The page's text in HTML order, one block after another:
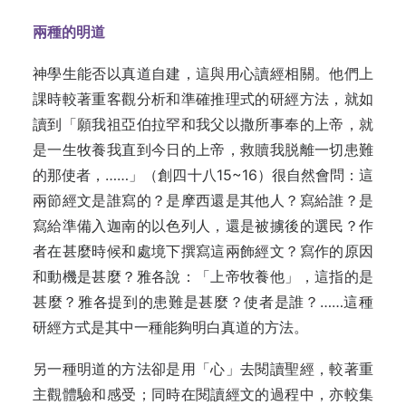
兩種的明道
神學生能否以真道自建，這與用心讀經相關。他們上
課時較著重客觀分析和準確推理式的研經方法，就如
讀到「願我祖亞伯拉罕和我父以撒所事奉的上帝，就
是一生牧養我直到今日的上帝，救贖我脱離一切患難
的那使者，……」（創四十八15~16）很自然會問：這
兩節經文是誰寫的？是摩西還是其他人？寫給誰？是
寫給準備入迦南的以色列人，還是被擄後的選民？作
者在甚麼時候和處境下撰寫這兩飾經文？寫作的原因
和動機是甚麼？雅各說：「上帝牧養他」，這指的是
甚麼？雅各提到的患難是甚麼？使者是誰？……這種
研經方式是其中一種能夠明白真道的方法。
另一種明道的方法卻是用「心」去閱讀聖經，較著重
主觀體驗和感受；同時在閱讀經文的過程中，亦較集